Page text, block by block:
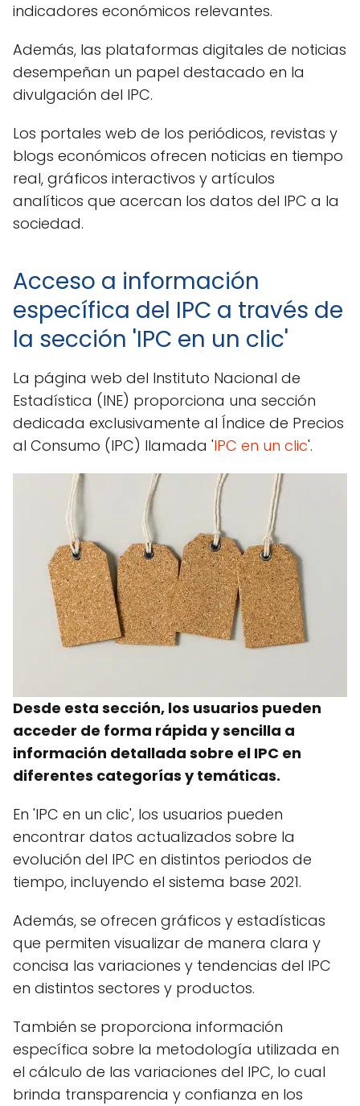
indicadores económicos relevantes.
Además, las plataformas digitales de noticias
desempeñan un papel destacado en la
divulgación del IPC.
Los portales web de los periódicos, revistas y
blogs económicos ofrecen noticias en tiempo
real, gráficos interactivos y artículos
analíticos que acercan los datos del IPC a la
sociedad.
Acceso a información
específica del IPC a través de
la sección 'IPC en un clic'
La página web del Instituto Nacional de
Estadística (INE) proporciona una sección
dedicada exclusivamente al Índice de Precios
al Consumo (IPC) llamada 'IPC en un clic'.
Desde esta sección, los usuarios pueden
acceder de forma rápida y sencilla a
información detallada sobre el IPC en
diferentes categorías y temáticas.
En 'IPC en un clic', los usuarios pueden
encontrar datos actualizados sobre la
evolución del IPC en distintos periodos de
tiempo, incluyendo el sistema base 2021.
Además, se ofrecen gráficos y estadísticas
que permiten visualizar de manera clara y
concisa las variaciones y tendencias del IPC
en distintos sectores y productos.
También se proporciona información
específica sobre la metodología utilizada en
el cálculo de las variaciones del IPC, lo cual
brinda transparencia y confianza en los